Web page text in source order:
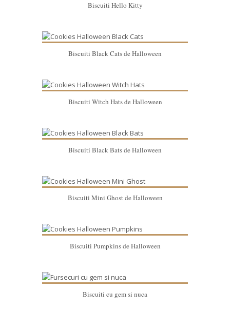
Biscuiti Hello Kitty
Biscuiti Black Cats de Halloween
Biscuiti Witch Hats de Halloween
Biscuiti Black Bats de Halloween
Biscuiti Mini Ghost de Halloween
Biscuiti Pumpkins de Halloween
Biscuiti cu gem si nuca